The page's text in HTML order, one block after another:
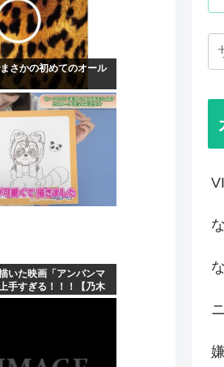
韓国人「イジョンフ本日の全米が呆れ
高市早苗さん、熊本避難所までいっ
海外「日本のアニメがここまで泣け
下手うまな絵師の顔の描き方大体これ
さかの初めてのオール
いた映画「アンパンマ
手すぎる！！！【乃木